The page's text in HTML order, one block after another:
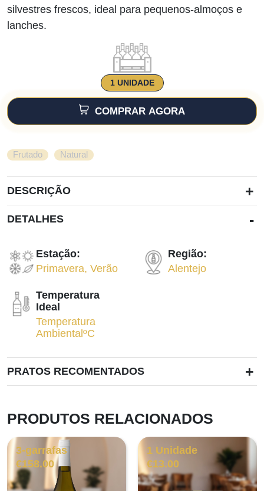
silvestres frescos, ideal para pequenos-almoços e
lanches.
1 UNIDADE
COMPRAR AGORA
Frutado Natural
DESCRIÇÃO +
DETALHES -
Estação:
Primavera,Verão
Região:
Alentejo
Temperatura
Ideal
Temperatura
AmbientalºC
PRATOS RECOMENTADOS +
PRODUTOS RELACIONADOS
3-garrafas
€158.00
1 Unidade
€13.00